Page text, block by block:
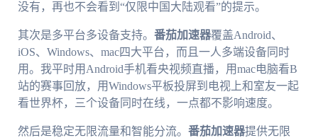
没有，再也不会看到“仅限中国大陆观看”的提示。
其次是多平台多设备支持。 番茄加速器覆盖Android、
iOS、Windows、mac四大平台，而且一人多端设备同时
用。我平时用Android手机看央视频直播，用mac电脑看B
站的赛事回放，用Windows平板投屏到电视上和室友一起
看世界杯，三个设备同时在线，一点都不影响速度。
然后是稳定无限流量和智能分流。 番茄加速器提供无限